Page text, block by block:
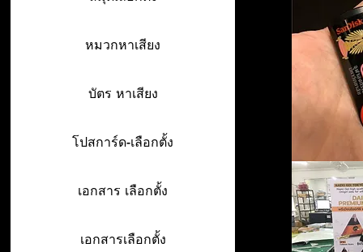
หมวกหาเสียง
บัตร หาเสียง
โปสการ์ด-เลือกตั้ง
เอกสาร เลือกตั้ง
เอกสารเลือกตั้ง